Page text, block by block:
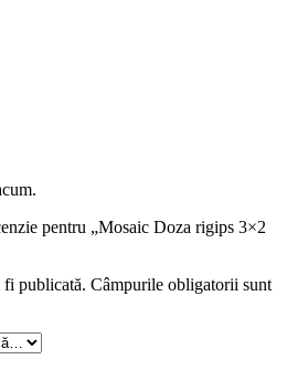
pentru „Mosaic Doza rigips 3×2
fi publicată. Câmpurile obligatorii sunt